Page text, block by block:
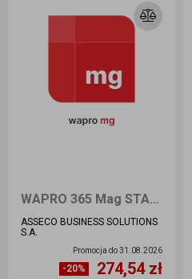
WAPRO 365 Mag START - Nowa licencja
ASSECO BUSINESS SOLUTIONS
S.A.
Promocja do31.08.2026
-20% 274,54 zł
Ilość sztuk